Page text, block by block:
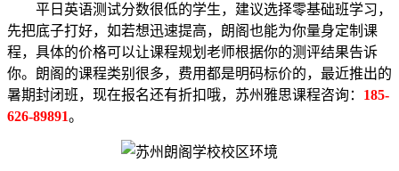
平日英语测试分数很低的学生，建议选择零基础班学习，
先把底子打好，如若想迅速提高，朗阁也能为你量身定制课
程，具体的价格可以让课程规划老师根据你的测评结果告诉
你。朗阁的课程类别很多，费用都是明码标价的，最近推出的
暑期封闭班，现在报名还有折扣哦，苏州雅思课程咨询： 185-
626-89891。